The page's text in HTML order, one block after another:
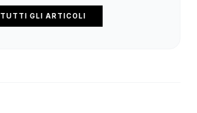
TUTTI GLI ARTICOLI